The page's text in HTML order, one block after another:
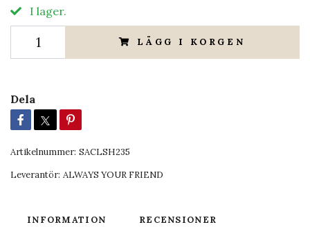
I lager.
LÄGG I KORGEN
Dela
Artikelnummer: SACLSH235
Leverantör: ALWAYS YOUR FRIEND
INFORMATION RECENSIONER